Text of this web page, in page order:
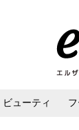
ビューティ